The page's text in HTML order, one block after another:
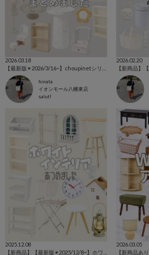
2026.03.18
hinata
イオンモール八幡東店
salut!
2026.02.20
2025.12.08
2026.03.05